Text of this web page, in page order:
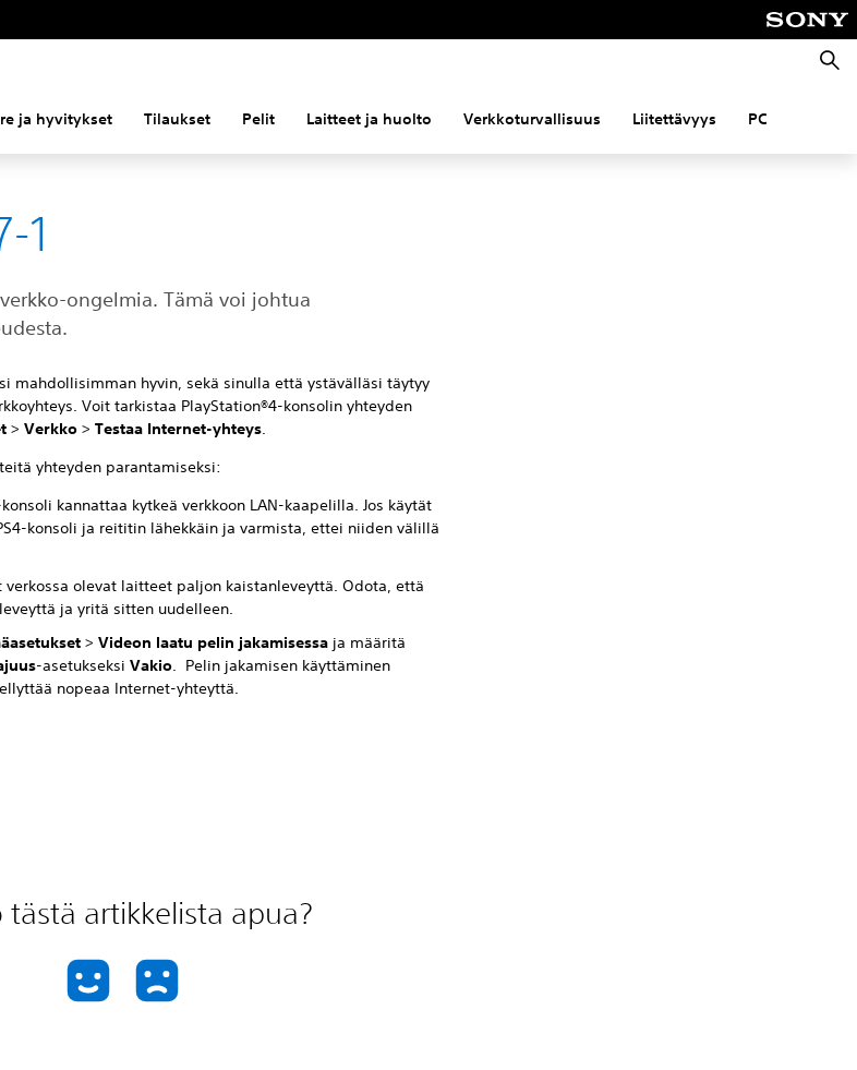
Haku
ja hyvitykset Tilaukset Pelit Laitteet ja huolto Verkkoturvallisuus Liitettävyys PC
1
ongelmia. Tämä voi johtua
mahdollisimman hyvin, sekä sinulla että ystävälläsi täytyy
Voit tarkistaa PlayStation®4-konsolin yhteyden
>Verkko >Testaa Internet-yhteys.
yhteyden parantamiseksi:
kannattaa kytkeä verkkoon LAN-kaapelilla. Jos käytät
konsoli ja reititin lähekkäin ja varmista, ettei niiden välillä
verkossa olevat laitteet paljon kaistanleveyttä. Odota, että
ja yritä sitten uudelleen.
>Videon laatu pelin jakamisessa ja määritä
-asetukseksiVakio. Pelin jakamisen käyttäminen
nopeaa Internet-yhteyttä.
tästä artikkelista apua?